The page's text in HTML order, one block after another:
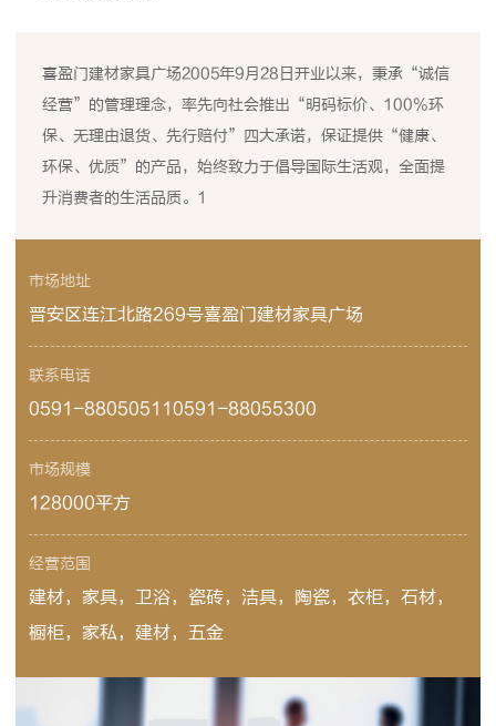
喜盈门建材家具广场2005年9月28日开业以来，秉承“诚信
经营”的管理理念，率先向社会推出“明码标价、100%环
保、无理由退货、先行赔付”四大承诺，保证提供“健康、
环保、优质”的产品，始终致力于倡导国际生活观，全面提
升消费者的生活品质。1
市场地址
晋安区连江北路269号喜盈门建材家具广场
联系电话
0591-88050511 0591-88055300
市场规模
128000平方
经营范围
建材，家具，卫浴，瓷砖，洁具，陶瓷，衣柜，石材，
橱柜，家私，建材，五金